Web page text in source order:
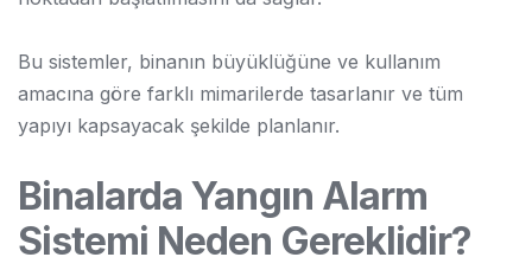
Bu sistemler, binanın büyüklüğüne ve kullanım
amacına göre farklı mimarilerde tasarlanır ve tüm
yapıyı kapsayacak şekilde planlanır.
Binalarda Yangın Alarm
Sistemi Neden Gereklidir?